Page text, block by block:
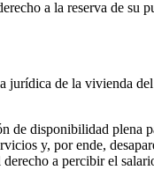
a la reserva de su
jurídica de la vivienda
disponibilidad plena
y, por ende,
a percibir el